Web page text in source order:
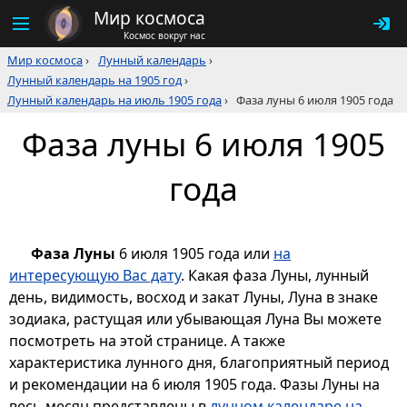
Мир космоса
Космос вокруг нас
Мир космоса› Лунный календарь ›
Лунный календарь на 1905 год›
Лунный календарь на июль 1905 года› Фаза луны 6 июля 1905 года
Фаза луны 6 июля 1905
года
Фаза Луны 6 июля 1905 года или на
интересующую Вас дату. Какая фаза Луны, лунный
день, видимость, восход и закат Луны, Луна в знаке
зодиака, растущая или убывающая Луна Вы можете
посмотреть на этой странице. А также
характеристика лунного дня, благоприятный период
и рекомендации на 6 июля 1905 года. Фазы Луны на